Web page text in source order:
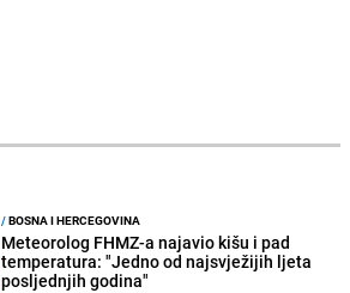
/BOSNA I HERCEGOVINA
Meteorolog FHMZ-a najavio kišu i pad
temperatura: "Jedno od najsvježijih ljeta
posljednjih godina"